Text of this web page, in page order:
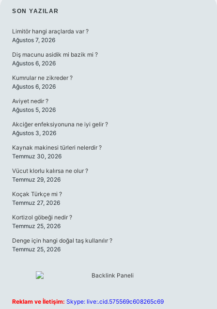
SIDEBAR
SON YAZILAR
Limitör hangi araçlarda var ?
Ağustos 7, 2026
Diş macunu asidik mi bazik mi ?
Ağustos 6, 2026
Kumrular ne zikreder ?
Ağustos 6, 2026
Aviyet nedir ?
Ağustos 5, 2026
Akciğer enfeksiyonuna ne iyi gelir ?
Ağustos 3, 2026
Kaynak makinesi türleri nelerdir ?
Temmuz 30, 2026
Vücut klorlu kalırsa ne olur ?
Temmuz 29, 2026
Koçak Türkçe mi ?
Temmuz 27, 2026
Kortizol göbeği nedir ?
Temmuz 25, 2026
Denge için hangi doğal taş kullanılır ?
Temmuz 25, 2026
Reklam ve İletişim: Skype: live:.cid.575569c608265c69